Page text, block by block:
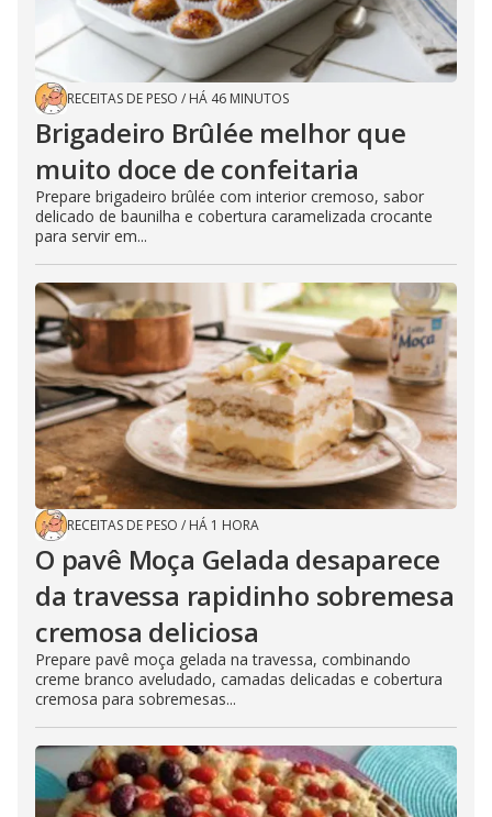
RECEITAS DE PESO / HÁ 46 MINUTOS
Brigadeiro Brûlée melhor que
muito doce de confeitaria
Prepare brigadeiro brûlée com interior cremoso, sabor
delicado de baunilha e cobertura caramelizada crocante
para servir em...
RECEITAS DE PESO / HÁ 1 HORA
O pavê Moça Gelada desaparece
da travessa rapidinho sobremesa
cremosa deliciosa
Prepare pavê moça gelada na travessa, combinando
creme branco aveludado, camadas delicadas e cobertura
cremosa para sobremesas...